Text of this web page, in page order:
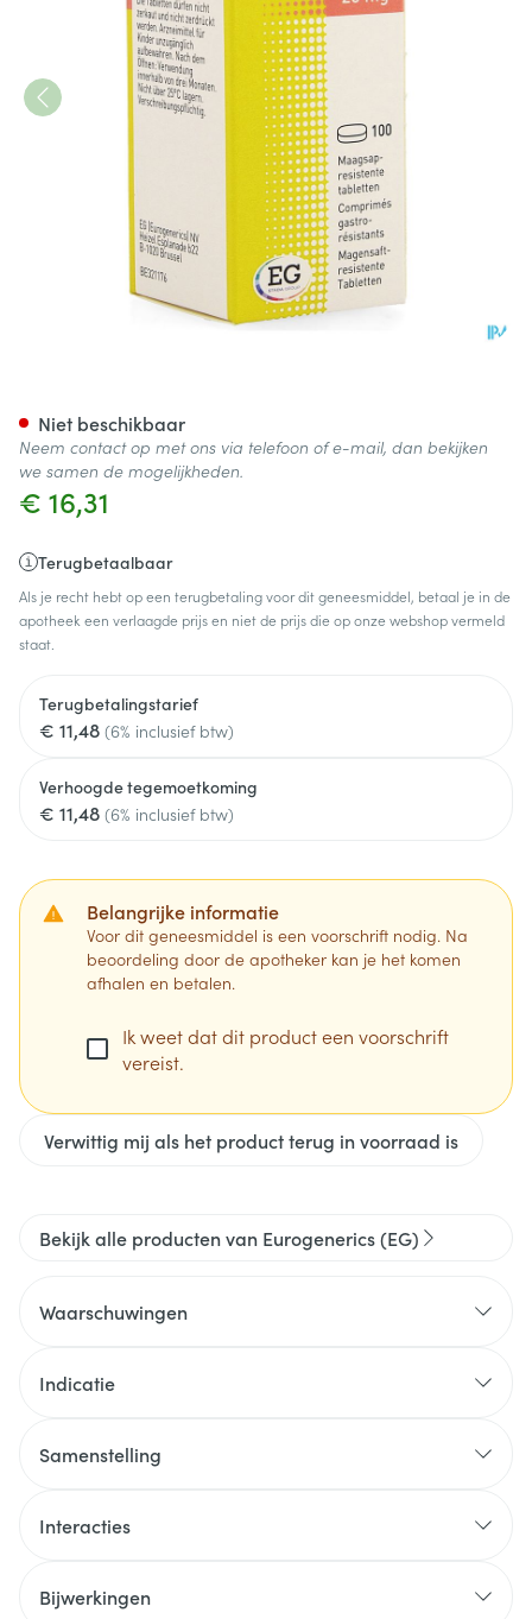
€ 16,31
Terugbetaalbaar
Als je recht hebt op een terugbetaling voor dit geneesmiddel, betaal je in de
apotheek een verlaagde prijs en niet de prijs die op onze webshop vermeld
staat.
Terugbetalingstarief
€ 11,48 (6% inclusief btw)
Verhoogde tegemoetkoming
€ 11,48 (6% inclusief btw)
Belangrijke informatie
Voor dit geneesmiddel is een voorschrift nodig. Na
beoordeling door de apotheker kan je het komen
afhalen en betalen.
Ik weet dat dit product een voorschrift
vereist.
Verwittig mij als het product terug in voorraad is
Niet beschikbaar
Neem contact op met ons via telefoon of e-mail, dan bekijken
we samen de mogelijkheden.
Bekijk alle producten van Eurogenerics (EG)
Waarschuwingen
Indicatie
Samenstelling
Interacties
Bijwerkingen